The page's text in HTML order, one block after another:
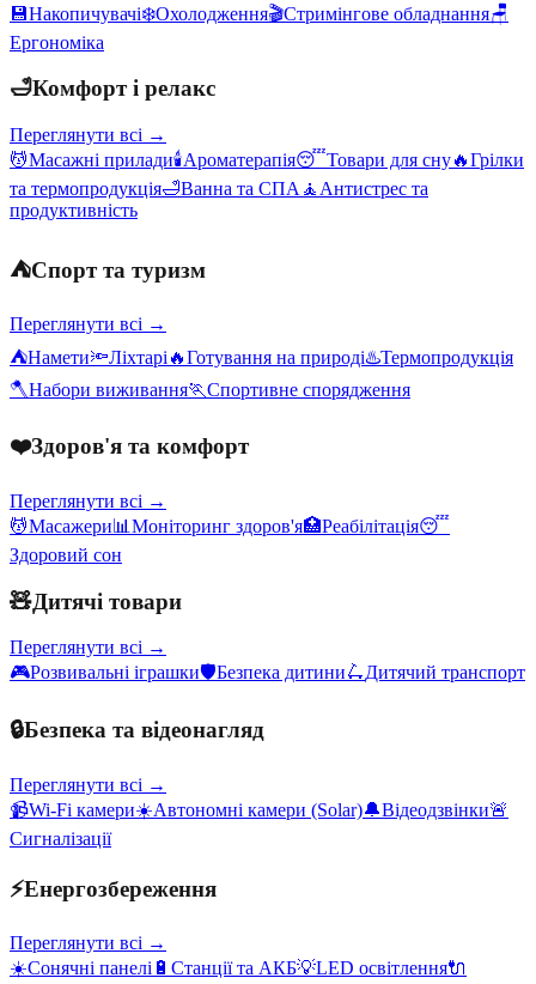
💾Накопичувачі❄️Охолодження🎬Стримінгове обладнання🪑
Ергономіка
🛁Комфорт і релакс
Переглянути всі →
💆Масажні прилади🕯️Ароматерапія😴Товари для сну🔥Грілки
та термопродукція🛁Ванна та СПА 🧘 Антистрес та
продуктивність
⛺Спорт та туризм
Переглянути всі →
⛺Намети🔦Ліхтарі 🔥Готування на природі♨️Термопродукція
🪓Набори виживання🏃Спортивне спорядження
❤️Здоров'я та комфорт
Переглянути всі →
💆Масажери📊 Моніторинг здоров'я🏥Реабілітація😴
Здоровий сон
🧸Дитячі товари
Переглянути всі →
🎮Розвивальні іграшки🛡️Безпека дитини🛴Дитячий транспорт
🔒Безпека та відеонагляд
Переглянути всі →
📹Wi-Fi камери☀️Автономні камери (Solar)🔔Відеодзвінки🚨
Сигналізації
⚡Енергозбереження
Переглянути всі →
☀️Сонячні панелі 🔋 Станції та АКБ💡LED освітлення🔌